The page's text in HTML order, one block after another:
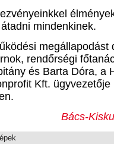
mindenkinek.
megállapodást
rendőrségi
és Barta Dóra, a
Kft.
Bács-